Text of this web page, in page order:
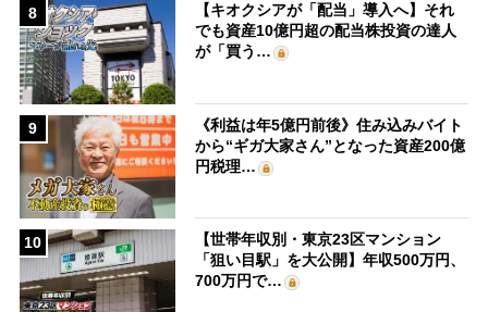
8
【キオクシアが「配当」導入へ】それ
でも資産10億円超の配当株投資の達人
が「買う…
9
《利益は年5億円前後》住み込みバイト
から“ギガ大家さん”となった資産200億
円税理…
10
【世帯年収別・東京23区マンション
「狙い目駅」を大公開】年収500万円、
700万円で…